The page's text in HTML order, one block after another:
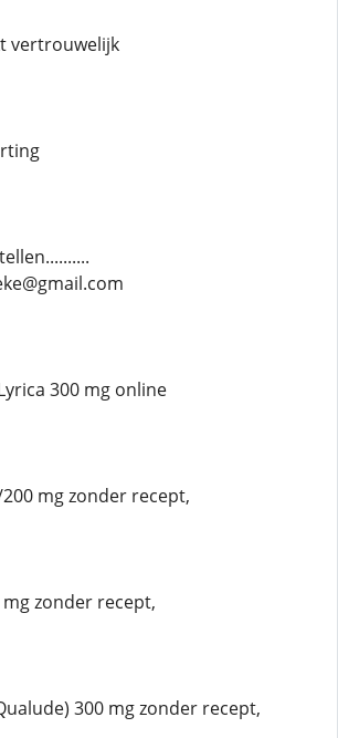
vertrouwelijk
300 mg online
mg zonder recept,
zonder recept,
300 mg zonder recept,